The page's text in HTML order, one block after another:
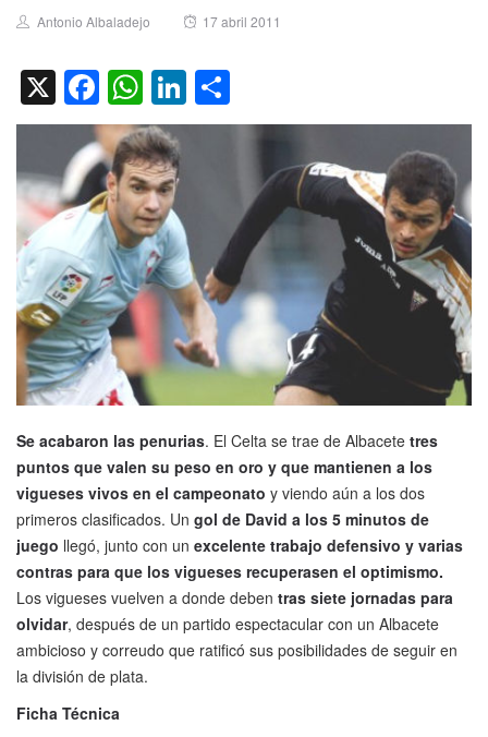
Author
Antonio Albaladejo
Posted
17 abril 2011
X Facebook
WhatsApp
LinkedIn
Se acabaron las penurias. El Celta se trae de Albacete tres
puntos que valen su peso en oro y que mantienen a los
vigueses vivos en el campeonato y viendo aún a los dos
primeros clasificados. Un gol de David a los 5 minutos de
juego llegó, junto con un excelente trabajo defensivo y varias
contras para que los vigueses recuperasen el optimismo.
Los vigueses vuelven a donde deben tras siete jornadas para
olvidar, después de un partido espectacular con un Albacete
ambicioso y correudo que ratificó sus posibilidades de seguir en
la división de plata.
Ficha Técnica